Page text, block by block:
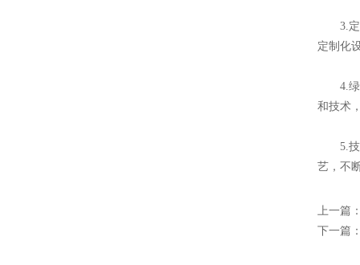
3.定制
定制化
4.绿色
和技术
5.技术
艺，不
上一篇
下一篇